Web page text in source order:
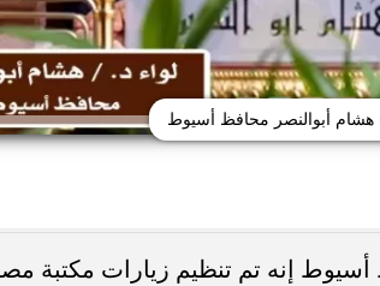
هشام أبوالنصر محافظ أسيوط
إنه تم تنظيم زيارات مكتبة مصر